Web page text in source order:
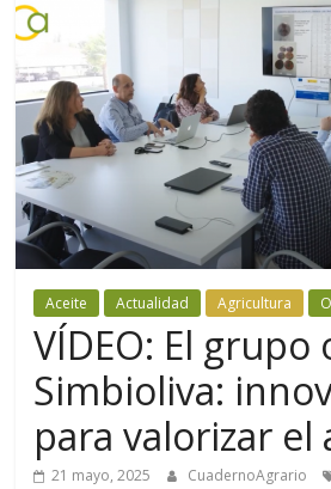
Aceite Actualidad Agricultura
VÍDEO: El
Simbioliva:
para valorizar el
21 mayo, 2025 CuadernoAgrario